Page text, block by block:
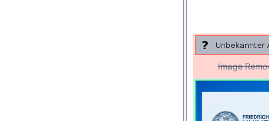
Image